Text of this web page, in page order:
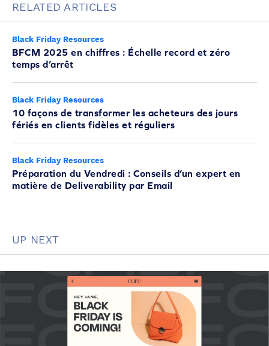
RELATED ARTICLES
Black Friday Resources
BFCM 2025 en chiffres : Échelle record et zéro
temps d’arrêt
Black Friday Resources
10 façons de transformer les acheteurs des jours
fériés en clients fidèles et réguliers
Black Friday Resources
Préparation du Vendredi : Conseils d’un expert en
matière de Deliverability par Email
UP NEXT